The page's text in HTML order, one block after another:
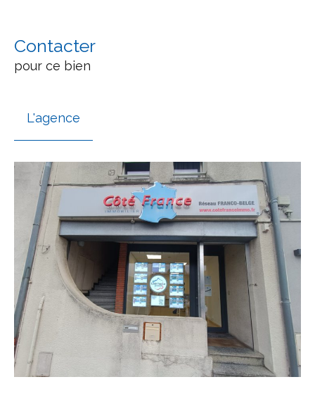
Contacter
pour ce bien
L'agence